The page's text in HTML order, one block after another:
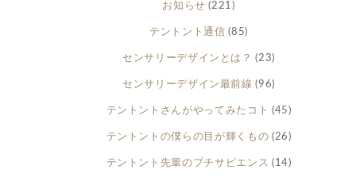
お知らせ (221)
テントント通信 (85)
センサリーデザインとは？ (23)
センサリーデザイン最前線 (96)
テントントさんがやってみたコト (45)
テントントの僕らの目が輝くもの (26)
テントント先輩のプチサピエンス (14)